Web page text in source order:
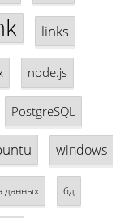
links
node.js
PostgreSQL
windows
данных бд